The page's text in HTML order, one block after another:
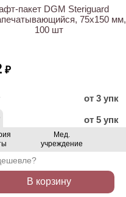
пакет DGM Steriguard
75х150 мм,
100 шт
₽
от 3 упк
от 5 упк
Мед.
учреждение
В корзину